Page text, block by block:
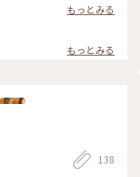
もっとみる
もっとみる
138